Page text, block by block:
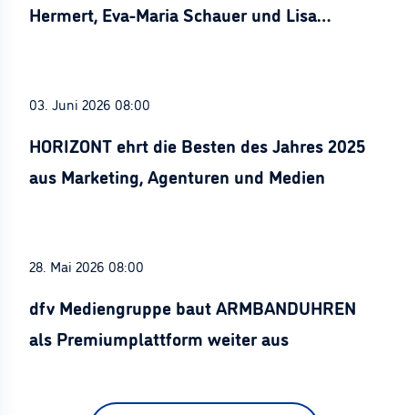
Hermert, Eva-Maria Schauer und Lisa
03. Juni 2026 08:00
HORIZONT ehrt die Besten des Jahres 2025
aus Marketing, Agenturen und Medien
28. Mai 2026 08:00
dfv Mediengruppe baut ARMBANDUHREN
als Premiumplattform weiter aus